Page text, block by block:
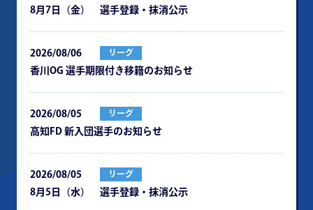
8月7日（金） 選手登録・抹消公示
2026/08/06 リーグ
⾹川OG 選⼿期限付き移籍のお知らせ
2026/08/05 リーグ
⾼知FD 新⼊団選⼿のお知らせ
2026/08/05 リーグ
8月5日（水） 選手登録・抹消公示